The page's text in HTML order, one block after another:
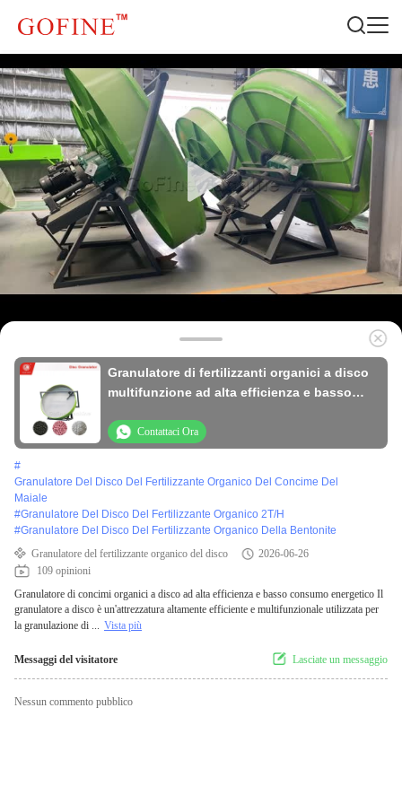
Granulatore di fertilizzanti organici a disco
multifunzione ad alta efficienza e basso
Contattaci Ora
#
Granulatore Del Disco Del Fertilizzante Organico Del Concime Del
Maiale
#Granulatore Del Disco Del Fertilizzante Organico 2T/H
#Granulatore Del Disco Del Fertilizzante Organico Della Bentonite
Granulatore del fertilizzante organico del disco
2026-06-26
109 opinioni
Granulatore di concimi organici a disco ad alta efficienza e basso consumo energetico Il
granulatore a disco è un'attrezzatura altamente efficiente e multifunzionale utilizzata per
la granulazione di ... Vista più
Messaggi del visitatore Lasciate un messaggio
Nessun commento pubblico